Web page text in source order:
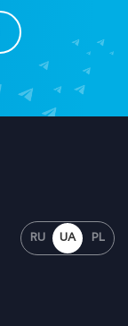
RU UA PL